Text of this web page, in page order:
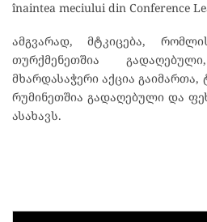
înaintea meciului din Conference
ამგვარად, მტკიცება,
თურქმენეთშია
მხარდასაჭერი აქცია
რუმინეთშია გადაღებული და
ასახავს.